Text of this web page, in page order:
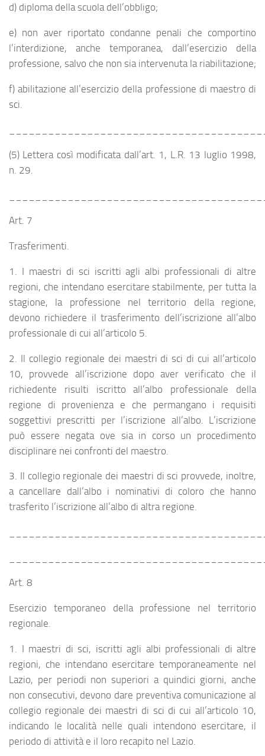
d) diploma della scuola dell’obbligo;
e) non aver riportato condanne penali che comportino
l’interdizione, anche temporanea, dall’esercizio della
professione, salvo che non sia intervenuta la riabilitazione;
f) abilitazione all’esercizio della professione di maestro di
sci.
(5) Lettera così modificata dall’art. 1, L.R. 13 luglio 1998,
n. 29.
Art. 7
Trasferimenti.
1. I maestri di sci iscritti agli albi professionali di altre
regioni, che intendano esercitare stabilmente, per tutta la
stagione, la professione nel territorio della regione,
devono richiedere il trasferimento dell’iscrizione all’albo
professionale di cui all’articolo 5.
2. Il collegio regionale dei maestri di sci di cui all’articolo
10, provvede all’iscrizione dopo aver verificato che il
richiedente risulti iscritto all’albo professionale della
regione di provenienza e che permangano i requisiti
soggettivi prescritti per l’iscrizione all’albo. L’iscrizione
può essere negata ove sia in corso un procedimento
disciplinare nei confronti del maestro.
3. Il collegio regionale dei maestri di sci provvede, inoltre,
a cancellare dall’albo i nominativi di coloro che hanno
trasferito l’iscrizione all’albo di altra regione.
Art. 8
Esercizio temporaneo della professione nel territorio
regionale.
1. I maestri di sci, iscritti agli albi professionali di altre
regioni, che intendano esercitare temporaneamente nel
Lazio, per periodi non superiori a quindici giorni, anche
non consecutivi, devono dare preventiva comunicazione al
collegio regionale dei maestri di sci di cui all’articolo 10,
indicando le località nelle quali intendono esercitare, il
periodo di attività e il loro recapito nel Lazio.